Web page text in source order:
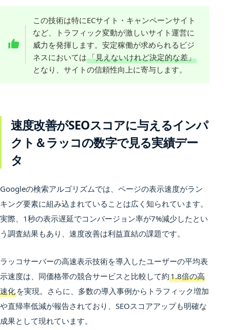
この技術は特にECサイト・キャンペーンサイト
など、トラフィック変動が激しいサイト運営に
威力を発揮します。安定稼働が求められるビジ
ネスにおいては「見えないけれど決定的な差」
となり、サイトの信頼性向上に寄与します。
速度改善がSEOスコアに与えるインパ
クト＆ラッコの数字で見る実績デー
タ
Googleの検索アルゴリズムでは、ページの表示速度がラン
キング要素に組み込まれていることは広く知られています。
実際、1秒の表示遅延でコンバージョン率が7%減少したとい
う調査結果もあり、速度改善は利益直結の課題です。
ラッコサーバーの高速表示技術を導入したユーザーの平均表
示速度は、同価格帯の競合サービスと比較して約1.8倍の高
速化 を実現。さらに、多数の導入事例からトラフィック増加
や直帰率低減が報告されており、SEOスコアアップも明確な
成果として現れています。